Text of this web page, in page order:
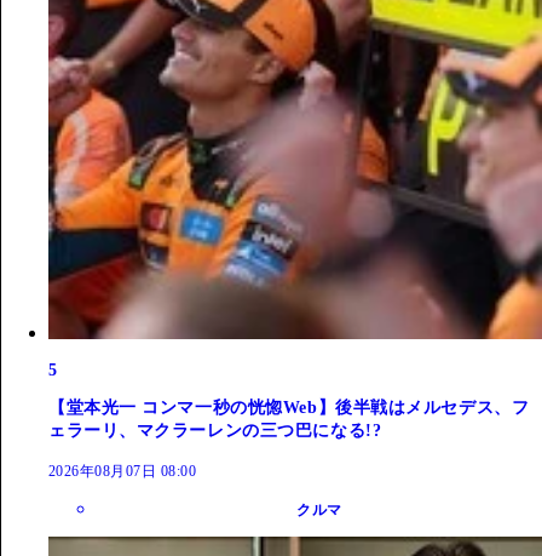
5
【堂本光一 コンマ一秒の恍惚Web】後半戦はメルセデス、フ
ェラーリ、マクラーレンの三つ巴になる!?
2026年08月07日 08:00
クルマ